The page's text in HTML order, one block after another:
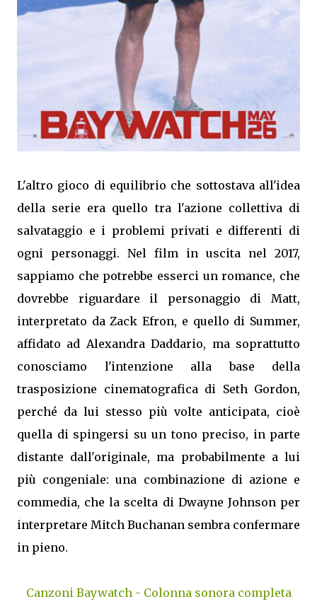
L'altro gioco di equilibrio che sottostava all'idea
della serie era quello tra l'azione collettiva di
salvataggio e i problemi privati e differenti di
ogni personaggi. Nel film in uscita nel 2017,
sappiamo che potrebbe esserci un romance, che
dovrebbe riguardare il personaggio di Matt,
interpretato da Zack Efron, e quello di Summer,
affidato ad Alexandra Daddario, ma soprattutto
conosciamo l'intenzione alla base della
trasposizione cinematografica di Seth Gordon,
perché da lui stesso più volte anticipata, cioè
quella di spingersi su un tono preciso, in parte
distante dall'originale, ma probabilmente a lui
più congeniale: una combinazione di azione e
commedia, che la scelta di Dwayne Johnson per
interpretare Mitch Buchanan sembra confermare
in pieno.
Canzoni Baywatch - Colonna sonora completa